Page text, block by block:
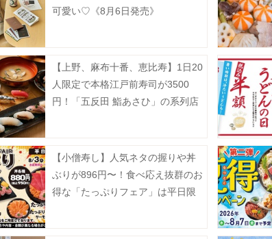
可愛い♡《8月6日発売》
【上野、麻布十番、恵比寿】1日20
人限定で本格江戸前寿司が3500
円！「五反田 鮨あさひ」の系列店
【小僧寿し】人気ネタの握りや丼
ぶりが896円〜！食べ応え抜群のお
得な「たっぷりフェア」は平日限